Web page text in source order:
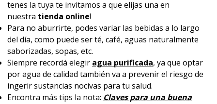
tenes la tuya te invitamos a que elijas una en
nuestra tienda online!
Para no aburrirte, podes variar las bebidas a lo largo
del día, como puede ser té, café, aguas naturalmente
saborizadas, sopas, etc.
Siempre recordá elegir agua purificada, ya que optar
por agua de calidad también va a prevenir el riesgo de
ingerir sustancias nocivas para tu salud.
Encontra más tips la nota: Claves para una buena